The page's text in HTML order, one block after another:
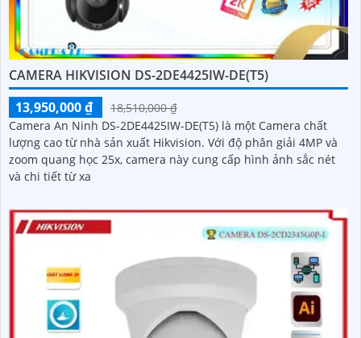
CAMERA HIKVISION DS-2DE4425IW-DE(T5)
13,950,000 ₫
18,510,000 ₫
Camera An Ninh DS-2DE4425IW-DE(T5) là một Camera chất
lượng cao từ nhà sản xuất Hikvision. Với độ phân giải 4MP và
zoom quang học 25x, camera này cung cấp hình ảnh sắc nét
và chi tiết từ xa